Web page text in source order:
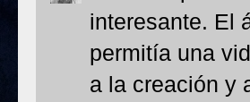
interesante. El
permitía una
a la creación y